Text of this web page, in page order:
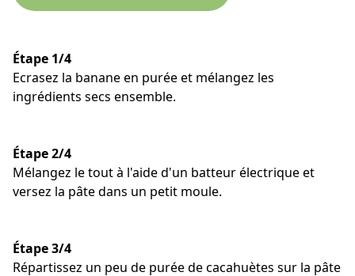
Étape 1/4
Ecrasez la banane en purée et mélangez les
ingrédients secs ensemble.
Étape 2/4
Mélangez le tout à l'aide d'un batteur électrique et
versez la pâte dans un petit moule.
Étape 3/4
Répartissez un peu de purée de cacahuètes sur la pâte